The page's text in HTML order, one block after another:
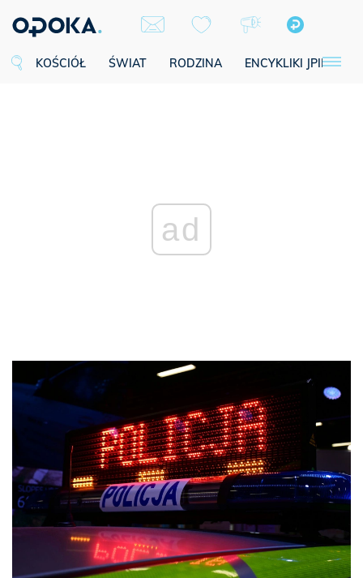
KOŚCIÓŁ ŚWIAT RODZINA ENCYKLIKI JPII
ad